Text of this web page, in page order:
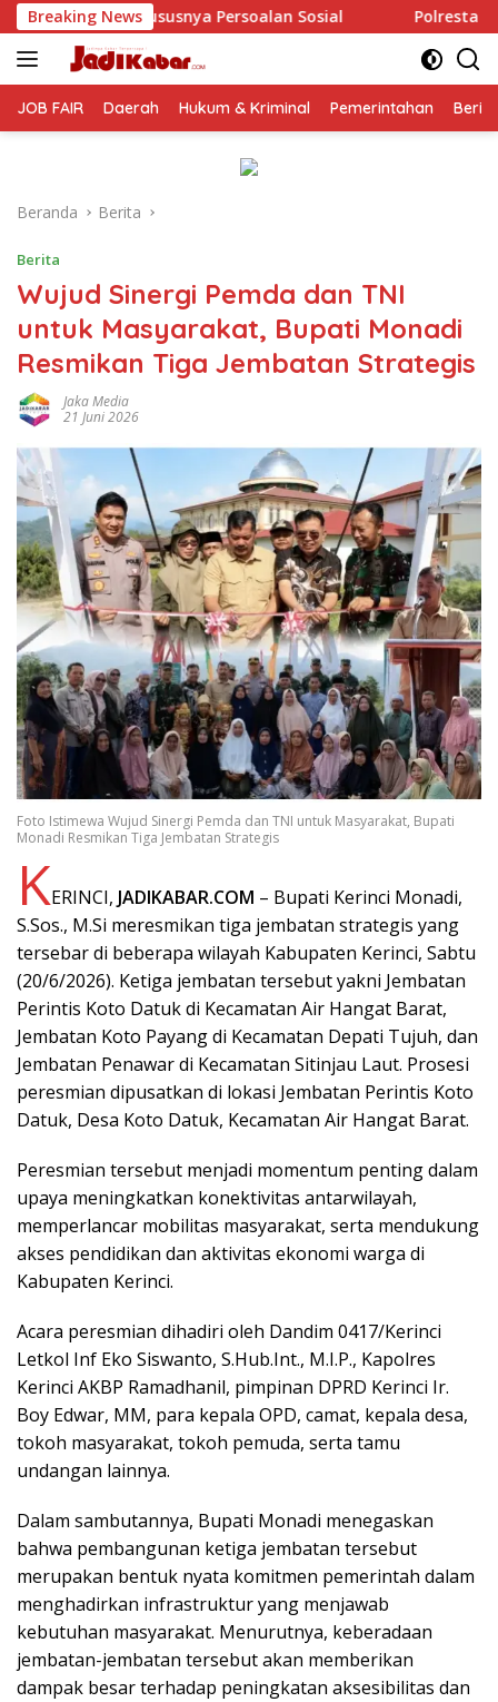
Langsung
ke
konten
Breaking News
Sosial Polresta Malang Kota Gelar Makan
JOB FAIR Daerah Hukum & Kriminal Pemerintahan
Beranda Berita
Berita
Wujud Sinergi Pemda dan TNI
untuk Masyarakat, Bupati Monadi
Resmikan Tiga Jembatan Strategis
Jaka Media
21 Juni 2026
Foto Istimewa Wujud Sinergi Pemda dan TNI untuk Masyarakat, Bupati
Monadi Resmikan Tiga Jembatan Strategis
KERINCI, JADIKABAR.COM – Bupati Kerinci Monadi,
S.Sos., M.Si meresmikan tiga jembatan strategis yang
tersebar di beberapa wilayah Kabupaten Kerinci, Sabtu
(20/6/2026). Ketiga jembatan tersebut yakni Jembatan
Perintis Koto Datuk di Kecamatan Air Hangat Barat,
Jembatan Koto Payang di Kecamatan Depati Tujuh, dan
Jembatan Penawar di Kecamatan Sitinjau Laut. Prosesi
peresmian dipusatkan di lokasi Jembatan Perintis Koto
Datuk, Desa Koto Datuk, Kecamatan Air Hangat Barat.
Peresmian tersebut menjadi momentum penting dalam
upaya meningkatkan konektivitas antarwilayah,
memperlancar mobilitas masyarakat, serta mendukung
akses pendidikan dan aktivitas ekonomi warga di
Kabupaten Kerinci.
Acara peresmian dihadiri oleh Dandim 0417/Kerinci
Letkol Inf Eko Siswanto, S.Hub.Int., M.I.P., Kapolres
Kerinci AKBP Ramadhanil, pimpinan DPRD Kerinci Ir.
Boy Edwar, MM, para kepala OPD, camat, kepala desa,
tokoh masyarakat, tokoh pemuda, serta tamu
undangan lainnya.
Dalam sambutannya, Bupati Monadi menegaskan
bahwa pembangunan ketiga jembatan tersebut
merupakan bentuk nyata komitmen pemerintah dalam
menghadirkan infrastruktur yang menjawab
kebutuhan masyarakat. Menurutnya, keberadaan
jembatan-jembatan tersebut akan memberikan
dampak besar terhadap peningkatan aksesibilitas dan